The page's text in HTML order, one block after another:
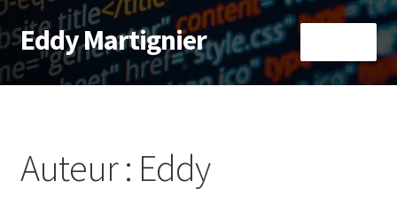
Aller
à
la
Aller
au
contenu
Eddy Martignier
Accueil
Informatique
Auteur : Eddy